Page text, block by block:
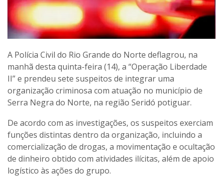
A Polícia Civil do Rio Grande do Norte deflagrou, na
manhã desta quinta-feira (14), a “Operação Liberdade
II” e prendeu sete suspeitos de integrar uma
organização criminosa com atuação no município de
Serra Negra do Norte, na região Seridó potiguar.
De acordo com as investigações, os suspeitos exerciam
funções distintas dentro da organização, incluindo a
comercialização de drogas, a movimentação e ocultação
de dinheiro obtido com atividades ilícitas, além de apoio
logístico às ações do grupo.